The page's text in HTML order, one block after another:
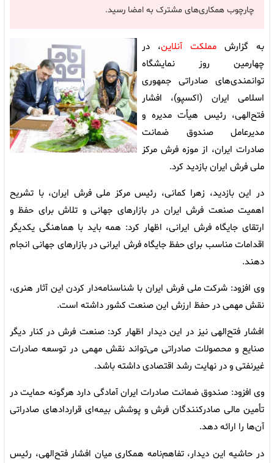
چارچوب همکاری‌های مشترک به امضا رسید.
به گزارش مملکت آنلاین، در
چهارمین روز نمایشگاه
توانمندی‌های صادراتی جمهوری
اسلامی ایران (اکسپو)، افشار
فتح‌الهی، رئیس هیأت مدیره و
مدیرعامل صندوق ضمانت
صادرات ایران، از موزه فرش مرکز
ملی فرش ایران بازدید کرد.
در این بازدید، زهرا کمانی، رئیس مرکز ملی فرش ایران، با تشریح
اهمیت صنعت فرش ایران در بازارهای جهانی و تلاش برای حفظ و
ارتقای جایگاه فرش ایرانی، اظهار کرد: همه باید با هماهنگی یکدیگر
اقدامات مناسب برای حفظ جایگاه فرش ایرانی در بازارهای جهانی انجام
دهند.
وی افزود: شرکت ملی فرش ایران با شناسنامه‌دار کردن این آثار هنری،
نقش مهمی در حفظ ارزش این صنعت کشور داشته است.
افشار فتح‌الهی نیز در این دیدار اظهار کرد: صنعت فرش در کنار دیگر
صنایع و محصولات صادراتی می‌تواند نقش مهمی در توسعه صادرات
غیرنفتی و در نهایت رشد اقتصادی داشته باشد.
وی افزود: صندوق ضمانت صادرات ایران آمادگی دارد هرگونه حمایت در
تأمین مالی صادرکنندگان فرش و پوشش بیمه‌ای قراردادهای صادراتی
آن‌ها را ارائه دهد.
در حاشیه این دیدار، تفاهم‌نامه همکاری میان افشار فتح‌الهی، رئیس